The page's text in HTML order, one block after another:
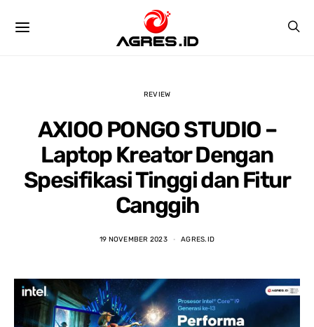
bagus,harga
murah
yang lain.
3 years ago
tempat paling nyaman
buat beli laptop, harga
dipastikan terbaik
REVIEW
AXIOO PONGO STUDIO –
Laptop Kreator Dengan
Spesifikasi Tinggi dan Fitur
Canggih
19 NOVEMBER 2023 AGRES.ID